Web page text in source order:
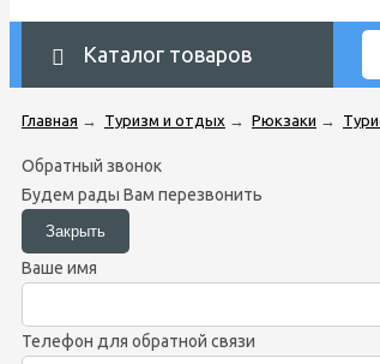
Каталог товаров
Главная → Туризм и отдых → Рюкзаки →
Обратный звонок
Будем рады Вам перезвонить
Ваше имя
Телефон для обратной связи